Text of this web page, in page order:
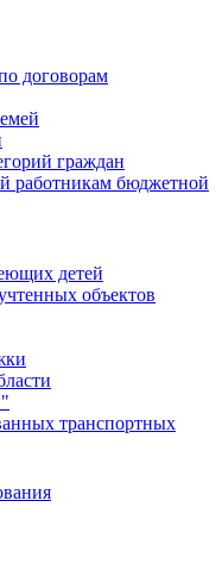
договорам
граждан
работникам бюджетной
детей
объектов
транспортных